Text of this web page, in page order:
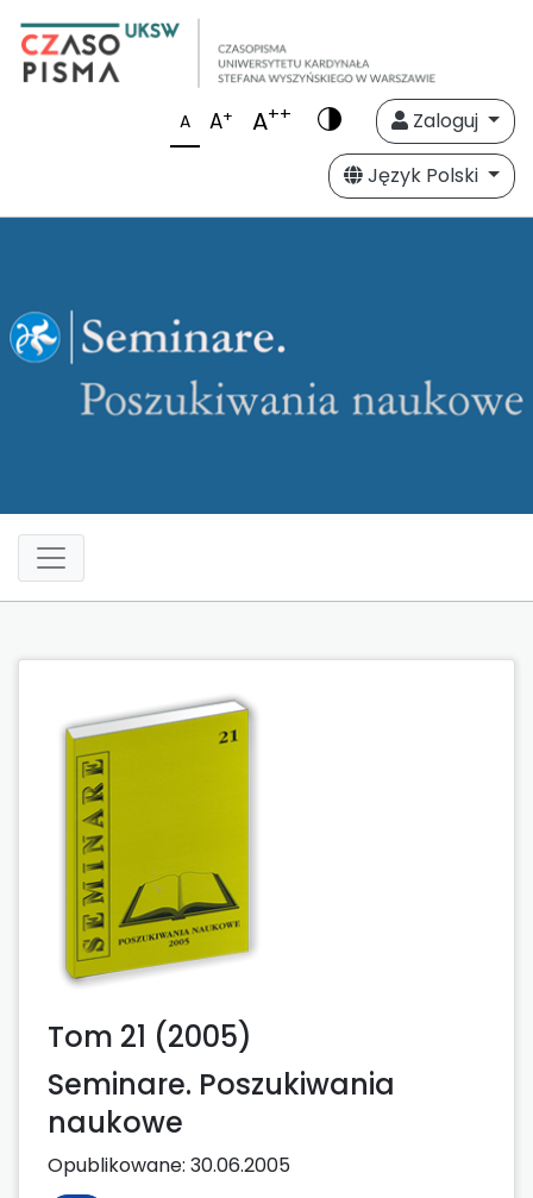
A A+ A++
Zaloguj
Język Polski
Tom 21 (2005)
Seminare. Poszukiwania
naukowe
Opublikowane: 30.06.2005